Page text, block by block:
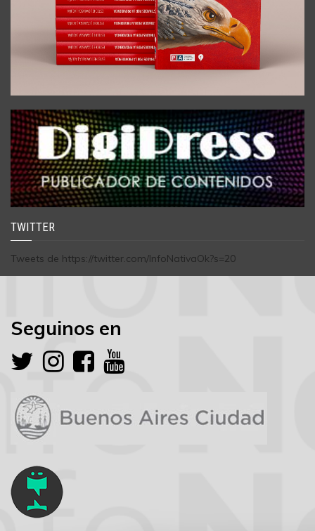
TWITTER
Tweets de https://twitter.com/InfoNativaOk?s=20
Seguinos en